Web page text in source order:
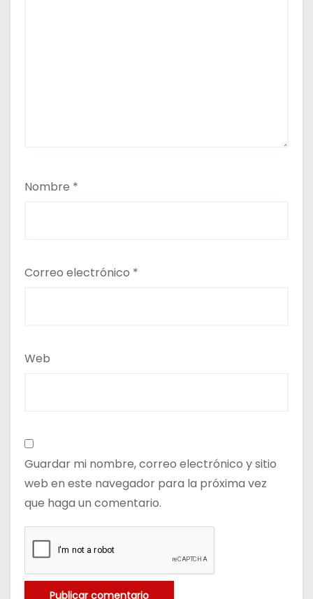
Nombre *
Correo electrónico *
Web
Guardar mi nombre, correo electrónico y sitio
web en este navegador para la próxima vez
que haga un comentario.